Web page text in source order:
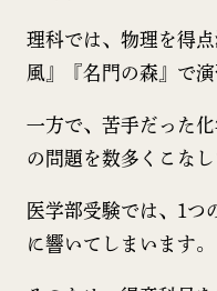
理科では、物理を得
風』『名門の森』で演
一方で、苦手だった
の問題を数多くこなし
医学部受験では、1つ
に響いてしまいます。